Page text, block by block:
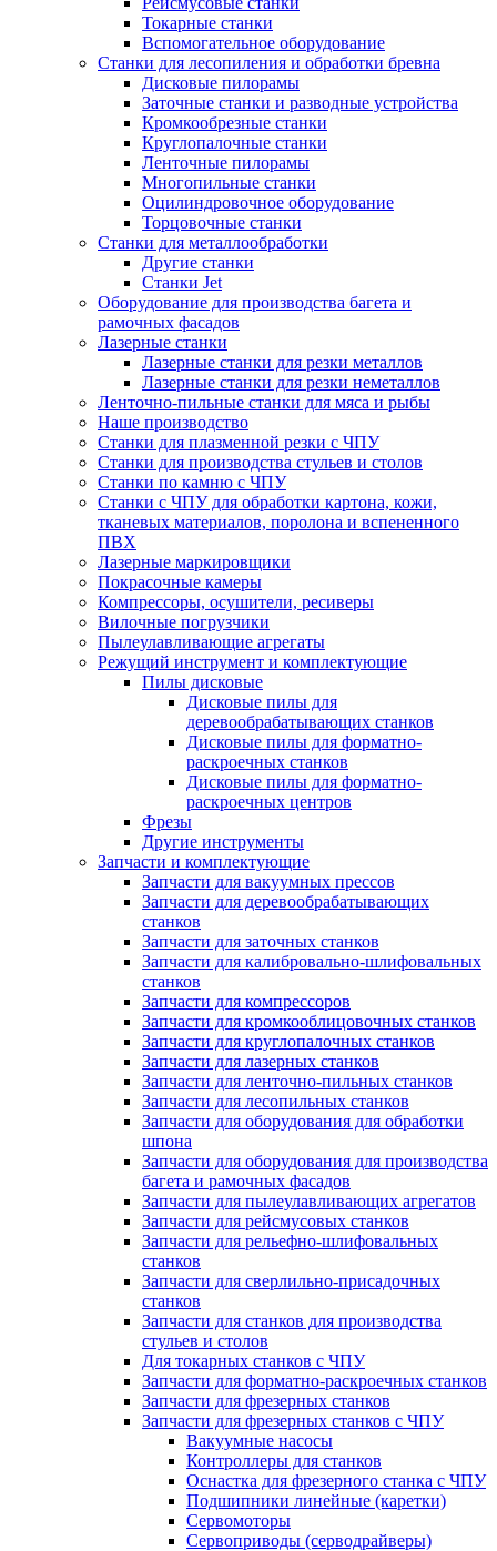
Токарные станки
Вспомогательное оборудование
Станки для лесопиления и обработки бревна
Дисковые пилорамы
Заточные станки и разводные устройства
Кромкообрезные станки
Круглопалочные станки
Ленточные пилорамы
Многопильные станки
Оцилиндровочное оборудование
Торцовочные станки
Станки для металлообработки
Другие станки
Станки Jet
Оборудование для производства багета и
рамочных фасадов
Лазерные станки
Лазерные станки для резки металлов
Лазерные станки для резки неметаллов
Ленточно-пильные станки для мяса и рыбы
Наше производство
Станки для плазменной резки с ЧПУ
Станки для производства стульев и столов
Станки по камню с ЧПУ
Станки с ЧПУ для обработки картона, кожи,
тканевых материалов, поролона и вспененного
ПВХ
Лазерные маркировщики
Покрасочные камеры
Компрессоры, осушители, ресиверы
Вилочные погрузчики
Пылеулавливающие агрегаты
Режущий инструмент и комплектующие
Пилы дисковые
Дисковые пилы для
деревообрабатывающих станков
Дисковые пилы для форматно-
раскроечных станков
Дисковые пилы для форматно-
раскроечных центров
Фрезы
Другие инструменты
Запчасти и комплектующие
Запчасти для вакуумных прессов
Запчасти для деревообрабатывающих
станков
Запчасти для заточных станков
Запчасти для калибровально-шлифовальных
станков
Запчасти для компрессоров
Запчасти для кромкооблицовочных станков
Запчасти для круглопалочных станков
Запчасти для лазерных станков
Запчасти для ленточно-пильных станков
Запчасти для лесопильных станков
Запчасти для оборудования для обработки
шпона
Запчасти для оборудования для производства
багета и рамочных фасадов
Запчасти для пылеулавливающих агрегатов
Запчасти для рейсмусовых станков
Запчасти для рельефно-шлифовальных
станков
Запчасти для сверлильно-присадочных
станков
Запчасти для станков для производства
стульев и столов
Для токарных станков с ЧПУ
Запчасти для форматно-раскроечных станков
Запчасти для фрезерных станков
Запчасти для фрезерных станков с ЧПУ
Вакуумные насосы
Контроллеры для станков
Оснастка для фрезерного станка с ЧПУ
Подшипники линейные (каретки)
Сервомоторы
Сервоприводы (серводрайверы)